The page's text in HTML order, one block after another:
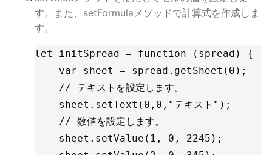
す。また、setFormulaメソッドで計算式を作成しま
す。
let initSpread = function (spread) {
    var sheet = spread.getSheet(0);
    // テキストを設定します。
    sheet.setText(0,0,"テキスト");
    // 数値を設定します。
    sheet.setValue(1, 0, 2245);